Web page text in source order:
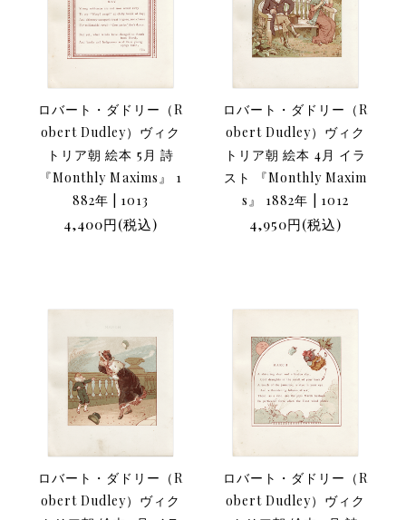
ロバート・ダドリー（R
obert Dudley）ヴィク
トリア朝 絵本 5月 詩
『Monthly Maxims』 1
882年 | 1013
4,400円(税込)
ロバート・ダドリー（R
obert Dudley）ヴィク
トリア朝 絵本 4月 イラ
スト 『Monthly Maxim
s』 1882年 | 1012
4,950円(税込)
ロバート・ダドリー（R
obert Dudley）ヴィク
ロバート・ダドリー（R
obert Dudley）ヴィク